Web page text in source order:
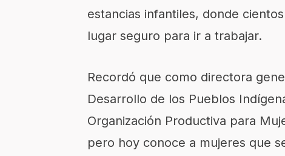
estancias infantiles, donde
lugar seguro para ir a trabajar.
Recordó que como directora
Desarrollo de los Pueblos
Organización Productiva para
pero hoy conoce a mujeres que